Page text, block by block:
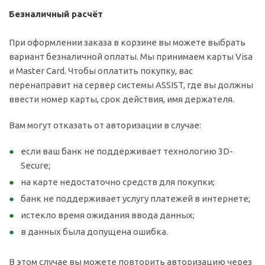
Безналичный расчёт
При оформлении заказа в корзине вы можете выбрать
вариант безналичной оплаты. Мы принимаем карты Visa
и Master Card. Чтобы оплатить покупку, вас
перенаправит на сервер системы ASSIST, где вы должны
ввести номер карты, срок действия, имя держателя.
Вам могут отказать от авторизации в случае:
если ваш банк не поддерживает технологию 3D-
Secure;
на карте недостаточно средств для покупки;
банк не поддерживает услугу платежей в интернете;
истекло время ожидания ввода данных;
в данных была допущена ошибка.
В этом случае вы можете повторить авторизацию через